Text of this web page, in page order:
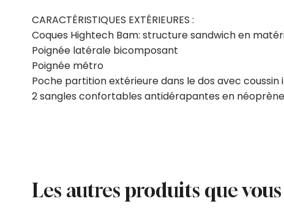
CARACTÉRISTIQUES EXTÉRIEURES :
Coques Hightech Bam: structure sandwich en
Poignée latérale bicomposant
Poignée métro
Poche partition extérieure dans le dos avec coussin
2 sangles confortables antidérapantes en
Les autres produits que